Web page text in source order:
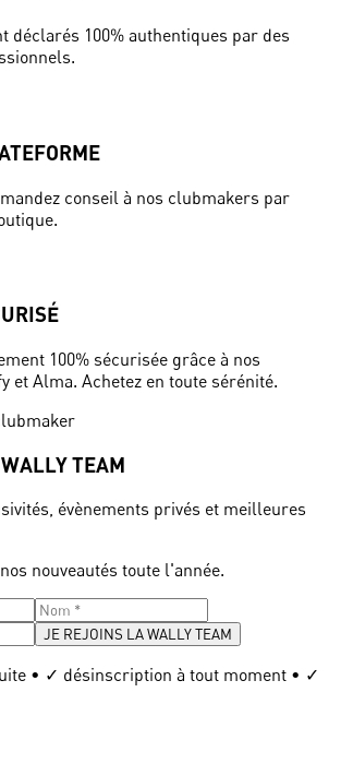
déclarés 100% authentiques par des
conseil à nos clubmakers par
100% sécurisée grâce à nos
et Alma. Achetez en toute sérénité.
TEAM
évènements privés et meilleures
nouveautés toute l'année.
JE REJOINS LA WALLY TEAM
• ✓ désinscription à tout moment • ✓